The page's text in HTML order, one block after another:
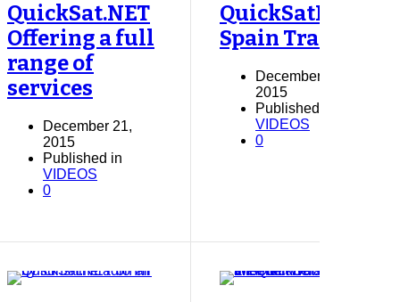
QuickSat.NET
Offering a full
range of
services
December 21,
2015
Published in
VIDEOS
0
QuickSatNET
Spain Trailer
December 21,
2015
Published in
VIDEOS
0